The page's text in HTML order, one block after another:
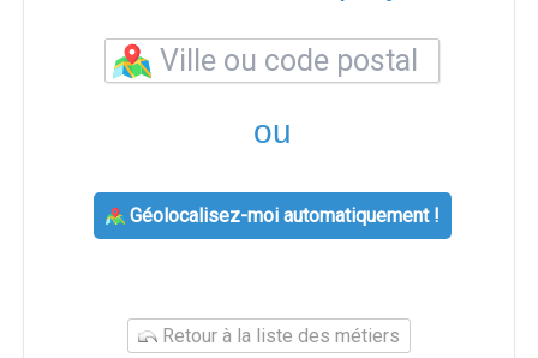
ou
Géolocalisez-moi automatiquement !
Retour à la liste des métiers